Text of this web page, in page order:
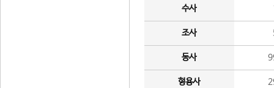
수사
조사
동사
형용사